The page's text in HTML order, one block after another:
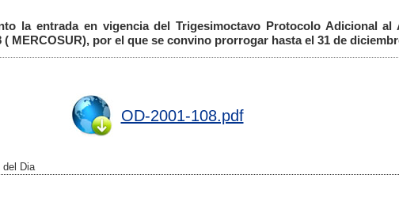
la entrada en vigencia del Trigesimoctavo Protocolo Adicional al
( MERCOSUR), por el que se convino prorrogar hasta el 31 de
OD-2001-108.pdf
del Dia